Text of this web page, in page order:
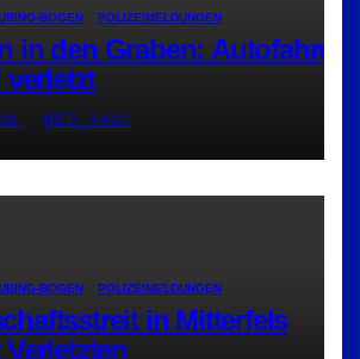
BOGEN POLIZEIMELDUNGEN
in den Graben: Autofahrer
verletzt
RED_RA24
BOGEN POLIZEIMELDUNGEN
in Mitterfels